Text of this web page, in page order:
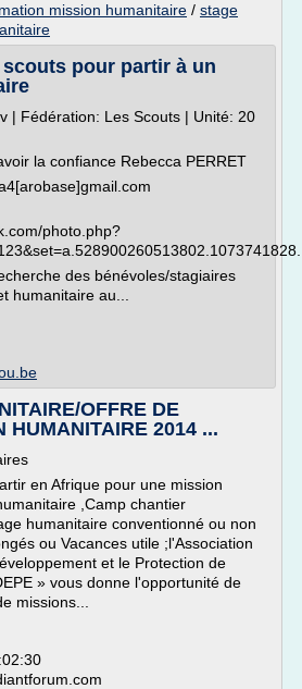
mission humanitaire / stage
pour partir à un
| Fédération: Les Scouts | Unité: 20
la confiance Rebecca PERRET
photo.php?
des bénévoles/stagiaires
humanitaire au...
OFFRE DE
HUMANITAIRE 2014 ...
en Afrique pour une mission
,Camp chantier
humanitaire conventionné ou non
ou Vacances utile ;l'Association
et le Protection de
» vous donne l'opportunité de
missions...